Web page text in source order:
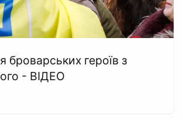
броварських героїв з
- ВІДЕО